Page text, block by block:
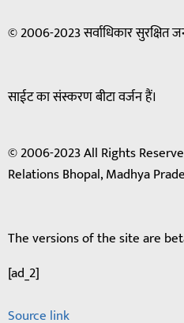
© 2006-2023 सर्वाधिकार सुरक्षित
साईट का संस्करण बीटा वर्जन हैं।
© 2006-2023 All Rights
Relations Bhopal, Madhya
The versions of the site are
[ad_2]
Source link